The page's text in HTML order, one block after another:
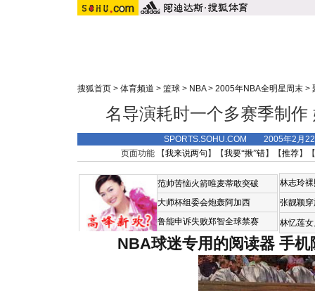
搜狐首页 > 体育频道 > 篮球 > NBA> 2005年NBA全明星周末 >
名导演耗时一个多赛季制作
SPORTS.SOHU.COM 2005年2月
页面功能 【我来说两句 】【我要“揪”错】【推荐】
范帅苦恼火箭唯麦蒂敢突破
大师杯组委会炮轰阿加西
鲁能申诉失败郑智全球禁赛
林志玲
张靓颖
林忆莲
NBA球迷专用的阅读器 手机